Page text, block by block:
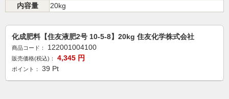
内容量
20kg
化成肥料【住友液肥2号 10-5-8】20kg 住友化学株式会社
商品コード： 122001004100
販売価格(税込)： 4,345 円
ポイント： 39 Pt